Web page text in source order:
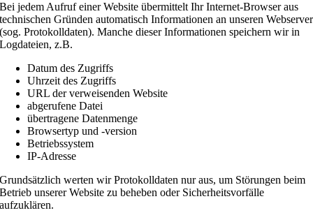
Bei jedem Aufruf einer Website übermittelt Ihr Internet-Browser aus
technischen Gründen automatisch Informationen an unseren Webserver
(sog. Protokolldaten). Manche dieser Informationen speichern wir in
Logdateien, z.B.
Datum des Zugriffs
Uhrzeit des Zugriffs
URL der verweisenden Website
abgerufene Datei
übertragene Datenmenge
Browsertyp und -version
Betriebssystem
IP-Adresse
Grundsätzlich werten wir Protokolldaten nur aus, um Störungen beim
Betrieb unserer Website zu beheben oder Sicherheitsvorfälle
aufzuklären.